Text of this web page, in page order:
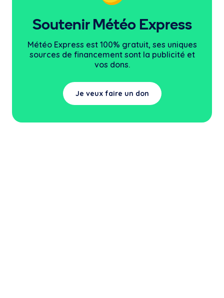
Soutenir Météo Express
Météo Express est 100% gratuit, ses uniques
sources de financement sont la publicité et
vos dons.
Je veux faire un don